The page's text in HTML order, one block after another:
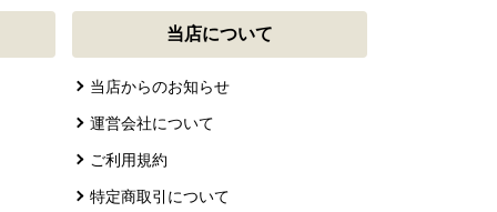
当店について
当店からのお知らせ
運営会社について
ご利用規約
特定商取引について